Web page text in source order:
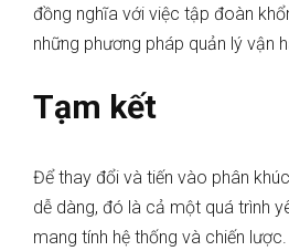
đồng nghĩa với việc tập đoàn
những phương pháp quản lý vận
Tạm kết
Để thay đổi và tiến vào phân
dễ dàng, đó là cả một quá trình
mang tính hệ thống và chiến